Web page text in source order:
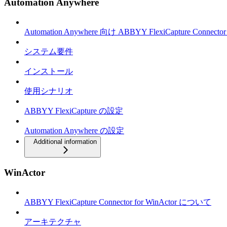
Automation Anywhere
Automation Anywhere 向け ABBYY FlexiCapture
システム要件
インストール
使用シナリオ
ABBYY FlexiCapture の設定
Automation Anywhere の設定
Additional information
WinActor
ABBYY FlexiCapture Connector for WinActor について
アーキテクチャ